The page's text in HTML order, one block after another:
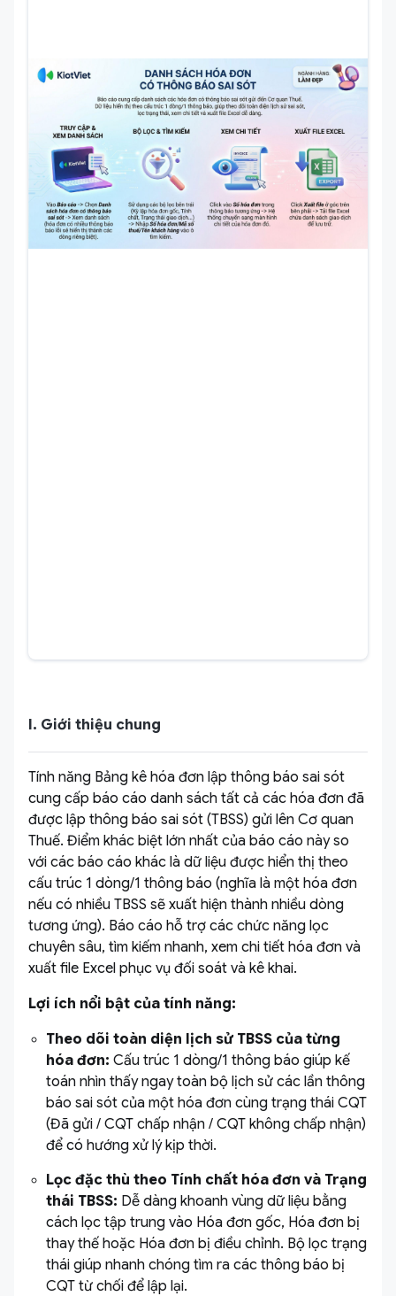
I. Giới thiệu chung
Tính năng Bảng kê hóa đơn lập thông báo sai sót
cung cấp báo cáo danh sách tất cả các hóa đơn đã
được lập thông báo sai sót (TBSS) gửi lên Cơ quan
Thuế. Điểm khác biệt lớn nhất của báo cáo này so
với các báo cáo khác là dữ liệu được hiển thị theo
cấu trúc 1 dòng/1 thông báo (nghĩa là một hóa đơn
nếu có nhiều TBSS sẽ xuất hiện thành nhiều dòng
tương ứng). Báo cáo hỗ trợ các chức năng lọc
chuyên sâu, tìm kiếm nhanh, xem chi tiết hóa đơn và
xuất file Excel phục vụ đối soát và kê khai.
Lợi ích nổi bật của tính năng:
Theo dõi toàn diện lịch sử TBSS của từng
hóa đơn: Cấu trúc 1 dòng/1 thông báo giúp kế
toán nhìn thấy ngay toàn bộ lịch sử các lần thông
báo sai sót của một hóa đơn cùng trạng thái CQT
(Đã gửi / CQT chấp nhận / CQT không chấp nhận)
để có hướng xử lý kịp thời.
Lọc đặc thù theo Tính chất hóa đơn và Trạng
thái TBSS: Dễ dàng khoanh vùng dữ liệu bằng
cách lọc tập trung vào Hóa đơn gốc, Hóa đơn bị
thay thế hoặc Hóa đơn bị điều chỉnh. Bộ lọc trạng
thái giúp nhanh chóng tìm ra các thông báo bị
CQT từ chối để lập lại.